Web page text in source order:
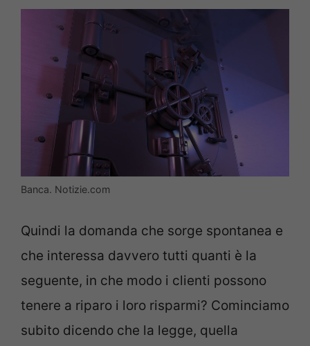
Banca. Notizie.com
Quindi la domanda che sorge spontanea e
che interessa davvero tutti quanti è la
seguente, in che modo i clienti possono
tenere a riparo i loro risparmi? Cominciamo
subito dicendo che la legge, quella